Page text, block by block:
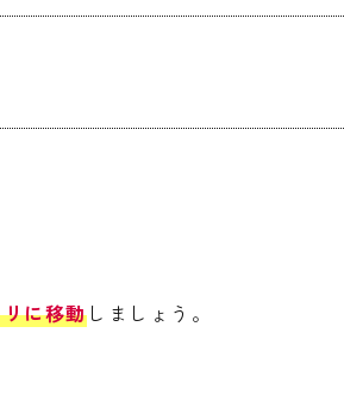
に移動しましょう。